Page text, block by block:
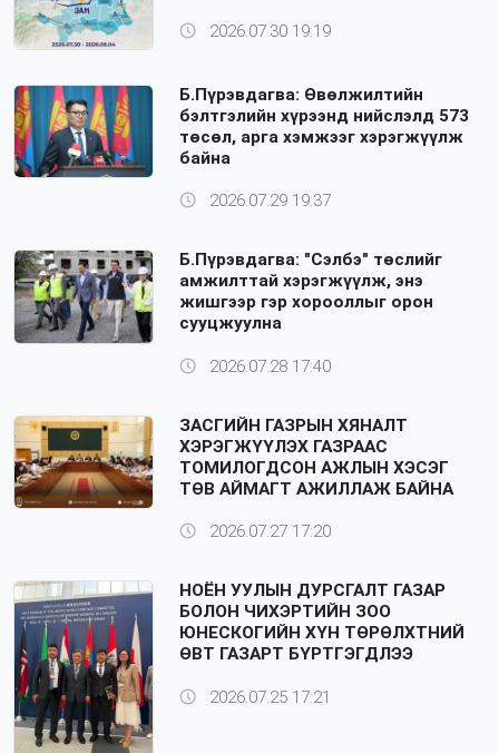
2026.07.30 19:19
Б.Пүрэвдагва: Өвөлжилтийн
бэлтгэлийн хүрээнд нийслэлд 573
төсөл, арга хэмжээг хэрэгжүүлж
байна
2026.07.29 19:37
Б.Пүрэвдагва: "Сэлбэ" төслийг
амжилттай хэрэгжүүлж, энэ
жишгээр гэр хорооллыг орон
сууцжуулна
2026.07.28 17:40
ЗАСГИЙН ГАЗРЫН ХЯНАЛТ
ХЭРЭГЖҮҮЛЭХ ГАЗРААС
ТОМИЛОГДСОН АЖЛЫН ХЭСЭГ
ТӨВ АЙМАГТ АЖИЛЛАЖ БАЙНА
2026.07.27 17:20
НОЁН УУЛЫН ДУРСГАЛТ ГАЗАР
БОЛОН ЧИХЭРТИЙН ЗОО
ЮНЕСКОГИЙН ХҮН ТӨРӨЛХТНИЙ
ӨВТ ГАЗАРТ БҮРТГЭГДЛЭЭ
2026.07.25 17:21